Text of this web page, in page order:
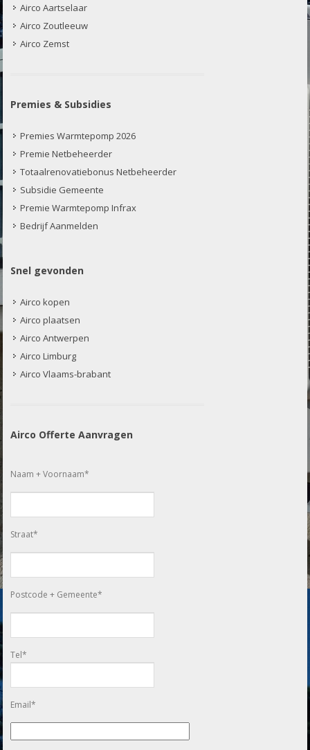
Airco Aartselaar
Airco Zoutleeuw
Airco Zemst
Premies & Subsidies
Premies Warmtepomp 2026
Premie Netbeheerder
Totaalrenovatiebonus Netbeheerder
Subsidie Gemeente
Premie Warmtepomp Infrax
Bedrijf Aanmelden
Snel gevonden
Airco kopen
Airco plaatsen
Airco Antwerpen
Airco Limburg
Airco Vlaams-brabant
Airco Offerte Aanvragen
Naam + Voornaam*
Straat*
Postcode + Gemeente*
Tel*
Email*